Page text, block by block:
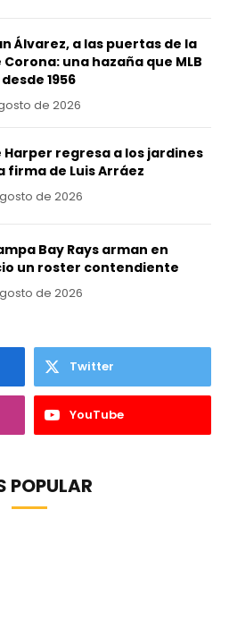
Álvarez, a las puertas de la
Corona: una hazaña que MLB
1956
de 2026
Harper regresa a los jardines
firma de Luis Arráez
de 2026
Bay Rays arman en
un roster contendiente
de 2026
Twitter
YouTube
POPULAR